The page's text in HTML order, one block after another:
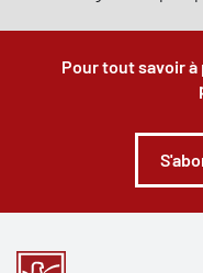
Pour tout savoir